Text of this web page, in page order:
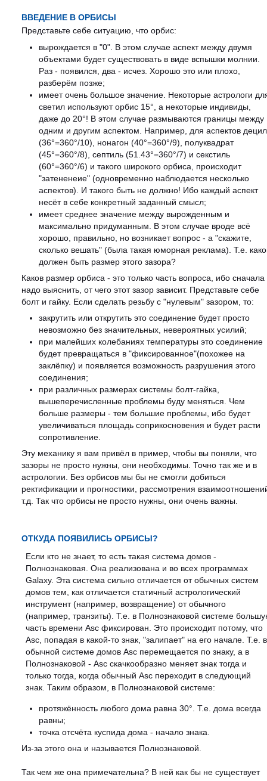
ВВЕДЕНИЕ В ОРБИСЫ
Представьте себе ситуацию, что орбис:
вырождается в "0". В этом случае аспект между двумя
объектами будет существовать в виде вспышки молнии.
Раз - появился, два - исчез. Хорошо это или плохо,
разберём позже;
имеет очень большое значение. Некоторые астрологи
светил используют орбис 15°, а некоторые индивиды,
даже до 20°! В этом случае размываются границы между
одним и другим аспектом. Например, для аспектов
(36°=360°/10), нонагон (40°=360°/9), полуквадрат
(45°=360°/8), септиль (51.43°=360°/7) и секстиль
(60°=360°/6) и такого широкого орбиса, происходит
"затененеие" (одновременно наблюдается несколько
аспектов). И такого быть не должно! Ибо каждый аспект
несёт в себе конкретный заданный смысл;
имеет среднее значение между вырожденным и
максимально придуманным. В этом случае вроде всё
хорошо, правильно, но возникает вопрос - а "скажите,
сколько вешать" (была такая юморная реклама). Т.е.
должен быть размер этого зазора?
Каков размер орбиса - это только часть вопроса, ибо сначала
надо выяснить, от чего этот зазор зависит. Представьте себе
болт и гайку. Если сделать резьбу с "нулевым" зазором, то:
закрутить или открутить это соединение будет просто
невозможно без значительных, невероятных усилий;
при малейших колебаниях температуры это соединение
будет превращаться в "фиксированное"(похожее на
заклёпку) и появляется возможность разрушения этого
соединения;
при различных размерах системы болт-гайка,
вышеперечисленные проблемы буду меняться. Чем
больше размеры - тем большие проблемы, ибо будет
увеличиваться площадь соприкосновения и будет расти
сопротивление.
Эту механику я вам привёл в пример, чтобы вы поняли, что
зазоры не просто нужны, они необходимы. Точно так же и в
астрологии. Без орбисов мы бы не смогли добиться
ректификации и прогностики, рассмотрения
т.д. Так что орбисы не просто нужны, они очень важны.
ОТКУДА ПОЯВИЛИСЬ ОРБИСЫ?
Если кто не знает, то есть такая система домов -
Полнознаковая. Она реализована и во всех программах
Galaxy. Эта система сильно отличается от обычных систем
домов тем, как отличается статичный астрологический
инструмент (например, возвращение) от обычного
(например, транзиты). Т.е. в Полнознаковой системе
часть времени Asc фиксирован. Это происходит потому, что
Asc, попадая в какой-то знак, "залипает" на его начале. Т.е. в
обычной системе домов Asc перемещается по знаку, а в
Полнознаковой - Asc скачкообразно меняет знак тогда и
только тогда, когда обычный Asc переходит в следующий
знак. Таким образом, в Полнознаковой системе:
протяжённость любого дома равна 30°. Т.е. дома всегда
равны;
точка отсчёта куспида дома - начало знака.
Из-за этого она и называется Полнознаковой.
Так чем же она примечательна? В ней как бы не существует